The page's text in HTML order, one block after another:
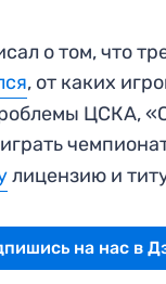
о том, что
, от каких
ЦСКА,
лицензию и
на нас в